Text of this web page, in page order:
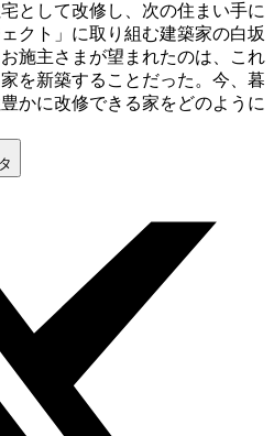
として改修し、次の住まい手に
クト」に取り組む建築家の白坂
施主さまが望まれたのは、これ
を新築することだった。今、暮
かに改修できる家をどのように